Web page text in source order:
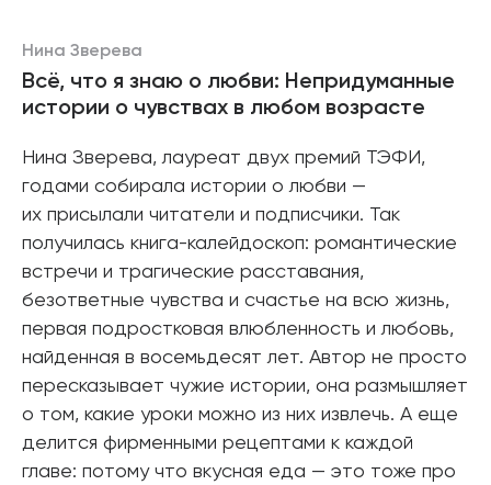
Нина Зверева
Всё, что я знаю о любви: Непридуманные
истории о чувствах в любом возрасте
Нина Зверева, лауреат двух премий ТЭФИ,
годами собирала истории о любви —
их присылали читатели и подписчики. Так
получилась книга-калейдоскоп: романтические
встречи и трагические расставания,
безответные чувства и счастье на всю жизнь,
первая подростковая влюбленность и любовь,
найденная в восемьдесят лет. Автор не просто
пересказывает чужие истории, она размышляет
о том, какие уроки можно из них извлечь. А еще
делится фирменными рецептами к каждой
главе: потому что вкусная еда — это тоже про